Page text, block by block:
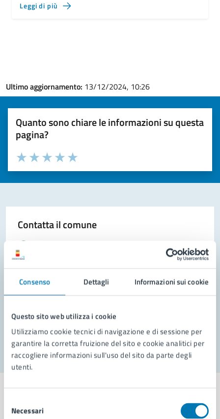
Consenso Dettagli Informazioni sui cookie
Questo sito web utilizza i cookie
Utilizziamo cookie tecnici di navigazione e di sessione per
garantire la corretta fruizione del sito e cookie analitici per
raccogliere informazioni sull'uso del sito da parte degli
utenti.
delNecessari
Leggi di più
Ultimo aggiornamento: 13/12/2024, 10:26
Quanto sono chiare le informazioni su questa
pagina?
Valuta la chiarezza delle informazioni (da 1 a 5 stelle)
Seleziona il numero di stelle per valutare la chiarezza delle
Valuta 5 stelle su 5
Valuta 4 stelle su 5
Valuta 3 stelle su 5
Valuta 2 stelle su 5
Valuta 1 stelle su 5
Contatta il comune
Prenota appuntamento
Problemi in città
Segnala disservizio